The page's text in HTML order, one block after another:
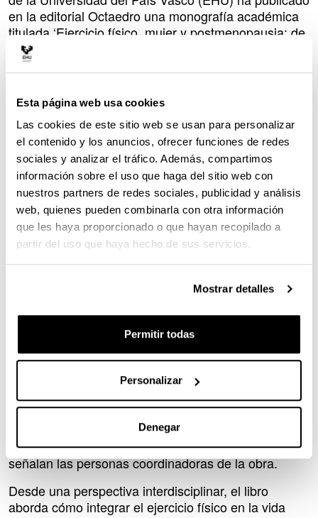
Esta página web usa cookies
Las cookies de este sitio web se usan para personalizar
el contenido y los anuncios, ofrecer funciones de redes
sociales y analizar el tráfico. Además, compartimos
información sobre el uso que haga del sitio web con
nuestros partners de redes sociales, publicidad y análisis
web, quienes pueden combinarla con otra información
que les haya proporcionado o que hayan recopilado a
partir del uso que haya hecho de sus servicios.
Mostrar detalles
Permitir todas
Personalizar
Denegar
en la editorial Octaedro una monografía académica
titulada ‘Ejercicio físico, mujer y postmenopausia: de
la evidencia a la práctica
Gorostegi Anduaga y Mikel Tous Espelosin. La obra
participan diferentes autoras y autores especialistas
en el ámbito del ejercicio físico y la salud.
La postmenopausia marca una nueva etapa en la
vida de la mujer, caracterizada por cambios
fisiológicos y hormonales, pero también por nuevas
oportunidades para cuidar la salud y el bienestar. En
ese contexto, el ejercicio físico se presenta como
una herramienta clave no solo para la prevención de
enfermedades, sino también para fortalecer la
autonomía, la vitalidad y la calidad de vida.
Esta obra colectiva combina ciencia y práctica para
mostrar cómo el ejercicio físico se convierte en un
aliado fundamental en la postmenopausia, capaz de
mejorar la salud ósea, cardiovascular y metabólica, y
de favorecer el bienestar emocional y general, a
partir de la evidencia científica más reciente. “Cada
capítulo ha sido escrito por especialistas en la
materia, quienes plasman su visión sobre los retos a
los que será necesario enfrentarse en el futuro
inmediato, aportando enfoques complementarios
desde la investigación y la práctica profesional”,
señalan las personas coordinadoras de la obra.
Desde una perspectiva interdisciplinar, el libro
aborda cómo integrar el ejercicio físico en la vida